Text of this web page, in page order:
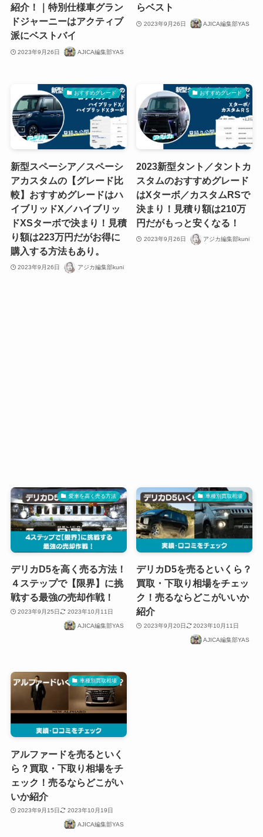
紹介！｜特別仕様車グラン
ドジャーニーはアクティブ
派にベストバイ
2023年9月26日 AJICA編集部YAS
らベスト
2023年9月26日 AJICA編集部YAS
おすすめグレード
新型スペーシア／スペーシ
アカスタムの【グレード比
較】おすすめグレードはハ
イブリッドX／ハイブリッ
ドXSターボで決まり！見積
り額は223万円だがお得に
購入する方法もあり。
2023年9月26日 アジカ編集部kuni
おすすめグレード
2023新型タント／タントカ
スタムのおすすめグレード
はXターボ／カスタムRSで
決まり！見積り額は210万
円だがもっと安くなる！
2023年9月26日 アジカ編集部kuni
愛車を高く売る方法
デリカD5を高く売る方法！
４ステップで【限界】に挑
戦する最強の売却作戦！
2023年9月25日 2023年10月11日
AJICA編集部YAS
車種別買取相場
デリカD5を売るといくら？
買取・下取り相場をチェッ
ク！売るならどこがいいか
紹介
2023年9月20日 2023年10月11日
AJICA編集部YAS
車種別買取相場
アルファードを売るといく
ら？買取・下取り相場をチ
ェック！売るならどこがい
いか紹介
2023年9月15日 2023年10月19日
AJICA編集部YAS